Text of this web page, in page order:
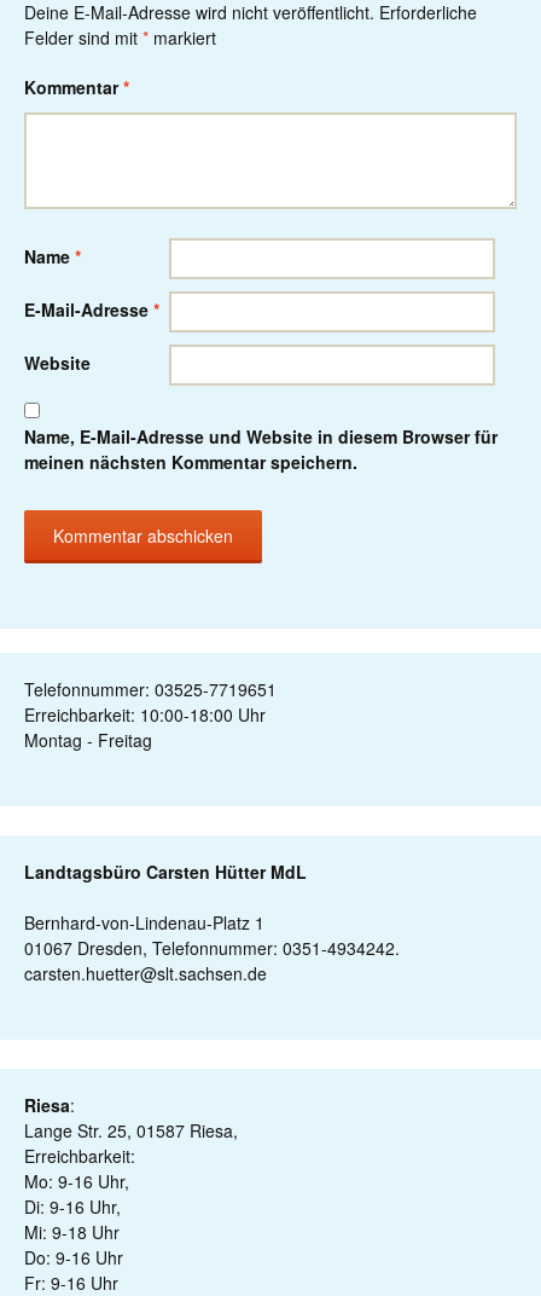
Deine E-Mail-Adresse wird nicht veröffentlicht. Erforderliche
Felder sind mit * markiert
Kommentar*
Name *
E-Mail-Adresse *
Website
Name, E-Mail-Adresse und Website in diesem Browser für
meinen nächsten Kommentar speichern.
Telefonnummer: 03525-7719651
Erreichbarkeit: 10:00-18:00 Uhr
Montag - Freitag
Landtagsbüro Carsten Hütter MdL
Bernhard-von-Lindenau-Platz 1
01067 Dresden, Telefonnummer: 0351-4934242.
carsten.huetter@slt.sachsen.de
Riesa:
Lange Str. 25, 01587 Riesa,
Erreichbarkeit:
Mo: 9-16 Uhr,
Di: 9-16 Uhr,
Mi: 9-18 Uhr
Do: 9-16 Uhr
Fr: 9-16 Uhr